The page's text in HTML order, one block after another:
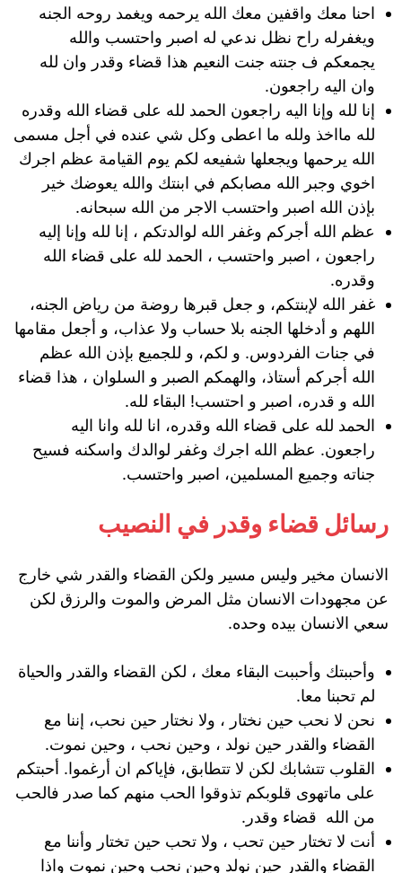
احنا معك واقفين معك الله يرحمه ويغمد روحه الجنه
ويغفرله راح نظل ندعي له اصبر واحتسب والله
يجمعكم ف جنته جنت النعيم هذا قضاء وقدر وان لله
وان اليه راجعون.
إنا لله وإنا اليه راجعون الحمد لله على قضاء الله وقدره
لله مااخذ ولله ما اعطى وكل شي عنده في أجل مسمى
الله يرحمها ويجعلها شفيعه لكم يوم القيامة عظم اجرك
اخوي وجبر الله مصابكم في ابنتك والله يعوضك خير
بإذن الله اصبر واحتسب الاجر من الله سبحانه.
عظم الله أجركم وغفر الله لوالدتكم ، إنا لله وإنا إليه
راجعون ، اصبر واحتسب ، الحمد لله على قضاء الله
وقدره.
غفر الله لإبنتكم، و جعل قبرها روضة من رياض الجنه،
اللهم و أدخلها الجنه بلا حساب ولا عذاب، و أجعل مقامها
في جنات الفردوس. و لكم، و للجميع بإذن الله عظم
الله أجركم أستاذ، والهمكم الصبر و السلوان ، هذا قضاء
الله و قدره، اصبر و احتسب! البقاء لله.
الحمد لله على قضاء الله وقدره، انا لله وانا اليه
راجعون. عظم الله اجرك وغفر لوالدك واسكنه فسيح
جناته وجميع المسلمين، اصبر واحتسب.
رسائل قضاء وقدر في النصيب
الانسان مخير وليس مسير ولكن القضاء والقدر شي خارج
عن مجهودات الانسان مثل المرض والموت والرزق لكن
سعي الانسان بيده وحده.
وأحببتك وأحببت البقاء معك ، لكن القضاء والقدر والحياة
لم تحبنا معا.
نحن لا نحب حين نختار ، ولا نختار حين نحب، إننا مع
القضاء والقدر حين نولد ، وحين نحب ، وحين نموت.
القلوب تتشابك لكن لا تتطابق، فإياكم ان أرغموا. أحبتكم
على ماتهوى قلوبكم تذوقوا الحب منهم كما صدر فالحب
من الله قضاء وقدر.
أنت لا تختار حين تحب ، ولا تحب حين تختار وأننا مع
القضاء والقدر حين نولد وحين نحب وحين نموت واذا